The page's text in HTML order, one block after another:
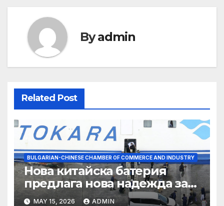
Byadmin
Related Post
BULGARIAN-CHINESE CHAMBER OF COMMERCE AND INDUSTRY
Нова китайска батерия
предлага нова надежда за
съхранение на водород
MAY 15, 2026 ADMIN